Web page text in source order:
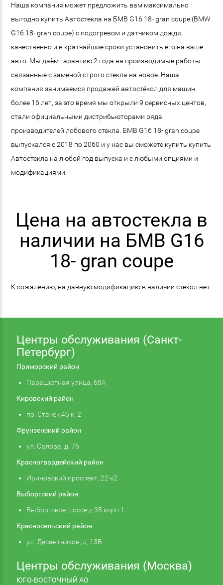
Наша компания может предложить вам максимально
выгодно купить Автостекла на БМВ G16 18- gran coupe (BMW
G16 18- gran coupe) с подогревом и датчиком дождя,
качественно и в кратчайшие сроки установить его на ваше
авто. Мы даём гарантию 2 года на производимые работы
связанные с заменой строго стекла на новое. Наша
компания занимаемся продажей автостёкол для машин
более 16 лет, за это время мы открыли 9 сервисных центов,
стали официальными дистрибьюторами ряда
производителей лобового стекла. БМВ G16 18- gran coupe
выпускался с 2018 по 2060 и у нас вы сможете купить купить
Автостекла на любой год выпуска и с любыми опциями и
модификациями.
Цена на автостекла в
наличии на БМВ G16
18- gran coupe
К сожалению, на данную модификацию в наличии стекол нет.
Центры обслуживания (Санкт-
Петербург)
Приморский район
Парашютная улица, 68А
Кировский район
пр. Стачек 45 к. 2
Фрунзенский район
ул. Салова, д. 76
Красногвардейский район
Ириновский проспект, 22 к2
Выборгский район
Выборгское шоссе д 35 корп 1
Красносельский район
ул. Десантников, д. 13В
Центры обслуживания (Москва)
ЮГО-ВОСТОЧНЫЙ АО